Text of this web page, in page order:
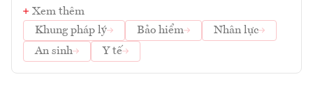
Xem thêm
Khung pháp lý
Bảo hiểm
Nhân lực
An sinh
Y tế